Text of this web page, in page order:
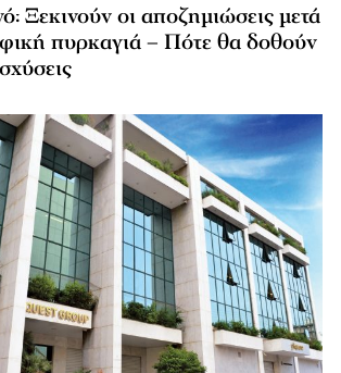
Ξεκινούν οι αποζημιώσεις μετά
πυρκαγιά – Πότε θα δοθούν